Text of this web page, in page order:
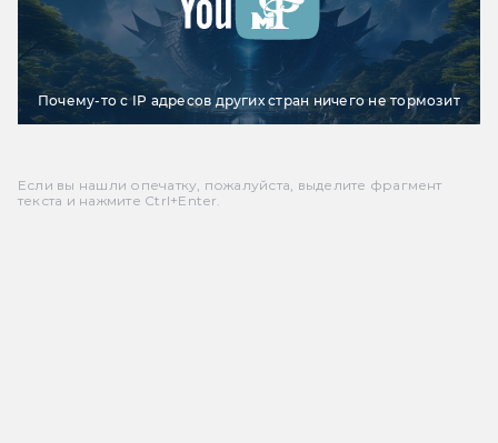
Почему-то с IP адресов других стран ничего не тормозит
Если вы нашли опечатку, пожалуйста, выделите фрагмент
текста и нажмите Ctrl+Enter.